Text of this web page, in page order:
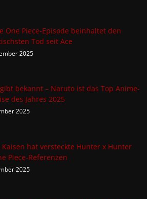
One Piece-Episode beinhaltet den
Tod seit Ace
2025
bekannt – Naruto ist das Top Anime-
des Jahres 2025
2025
Kaisen hat versteckte Hunter x Hunter
Piece-Referenzen
2025